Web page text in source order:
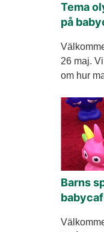
Tema
på
26 maj.
om hur
Barns